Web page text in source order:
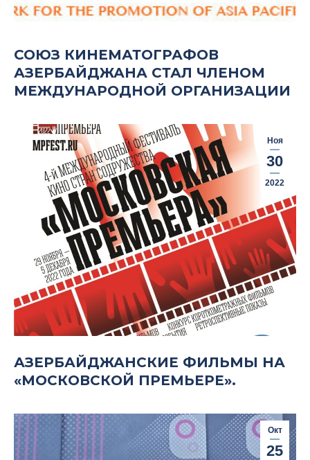
СОЮЗ КИНЕМАТОГРАФОВ
АЗЕРБАЙДЖАНА СТАЛ ЧЛЕНОМ
МЕЖДУНАРОДНОЙ ОРГАНИЗАЦИИ
Ноя
30
2022
АЗЕРБАЙДЖАНСКИЕ ФИЛЬМЫ НА
«МОСКОВСКОЙ ПРЕМЬЕРЕ».
Окт
25